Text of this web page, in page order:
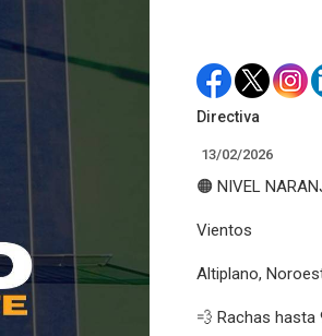
Directiva
13/02/2026
🟠 NIVEL
Vientos
Altiplano,
💨 Rachas hasta